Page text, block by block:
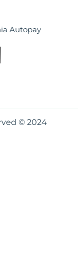
Autopay
© 2024